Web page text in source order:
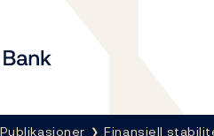
Publikasjoner Finansiell